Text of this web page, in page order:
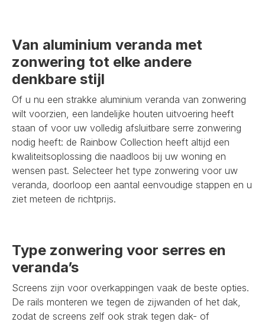
Van aluminium veranda met
zonwering tot elke andere
denkbare stijl
Of u nu een strakke aluminium veranda van zonwering
wilt voorzien, een landelijke houten uitvoering heeft
staan of voor uw volledig afsluitbare serre zonwering
nodig heeft: de Rainbow Collection heeft altijd een
kwaliteitsoplossing die naadloos bij uw woning en
wensen past. Selecteer het type zonwering voor uw
veranda, doorloop een aantal eenvoudige stappen en u
ziet meteen de richtprijs.
Type zonwering voor serres en
veranda’s
Screens zijn voor overkappingen vaak de beste opties.
De rails monteren we tegen de zijwanden of het dak,
zodat de screens zelf ook strak tegen dak- of